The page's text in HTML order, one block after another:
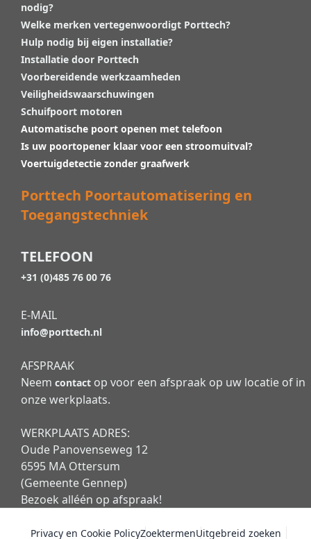
nodig?
Welke merken vertegenwoordigt Porttech?
Hulp nodig bij eigen installatie?
Installatie door Porttech
Voorbereidende werkzaamheden
Veiligheidswaarschuwingen
Schuifpoort motoren
Automatische poort openen met telefoon
Is uw poortopener klaar voor een stroomuitval?
Voertuigdetectie zonder graafwerk
Porttech Poortautomatisering en
Toegangstechniek
TELEFOON
+31 (0)485 76 00 76
E-MAIL
info@porttech.nl
AFSPRAAK
Neem contact op voor een afspraak op uw locatie of in
onze werkplaats.
WERKPLAATS ADRES:
Oude Panovenseweg 12
6595 MA Ottersum
(Gemeente Gennep)
Bezoek alléén op afspraak!
Privacy en Cookie PolicyZoektermenUitgebreid zoeken